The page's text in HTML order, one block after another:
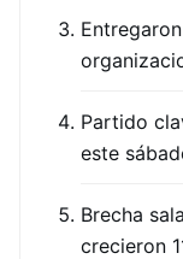
Partido
este
Brecha
crecieron